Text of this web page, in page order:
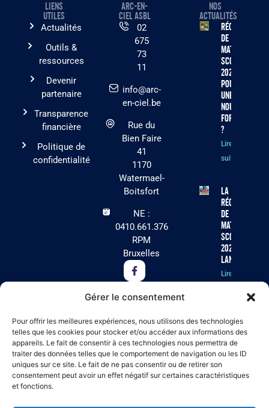
Gérer le consentement
Pour offrir les meilleures expériences, nous utilisons des technologies
telles que les cookies pour stocker et/ou accéder aux informations des
appareils. Le fait de consentir à ces technologies nous permettra de
traiter des données telles que le comportement de navigation ou les ID
uniques sur ce site. Le fait de ne pas consentir ou de retirer son
consentement peut avoir un effet négatif sur certaines caractéristiques
et fonctions.
LIENS
UTILES
Actualités
Outils &
ressources
Devenir
partenaire
Transparence
financière
Politique de
confidentialité
ARC-EN-
CIEL ASBL
02
675
73
11
info@arc-
en-ciel.be
Rue du
Bien Faire
41
1170
Watermael-
Boitsfort
NE :
0410.661.376
RPM
Bruxelles
NOS
ACTUALITÉS
Récolte
de
matériel
scolaire
2026 :
pourquoi
une
nouvelle
formule
?
Lire la
suite »
La
récolte
de
matériel
scolaire
2026 est
lancée !
Lire la
Cet été, Arc-
en-Ciel
recherche
des
volontaires
pour ses